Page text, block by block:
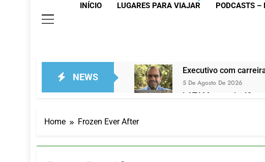
INÍCIO LUGARES PARA VIAJAR PODCASTS –
NEWS
Executivo com
5 De Agosto De 2026
LATAM anuncia 42
Turismo na Serra
Home Frozen Ever After